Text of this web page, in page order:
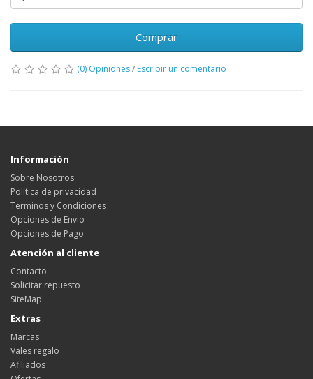
Comprar
(0) Opiniones/ Escribir un comentario
Información
Sobre Nosotros
Política de privacidad
Terminos y Condiciones
Opciones de Envio
Opciones de Pago
Atención al cliente
Contacto
Solicitar repuesto
SiteMap
Extras
Marcas
Vales regalo
Afiliados